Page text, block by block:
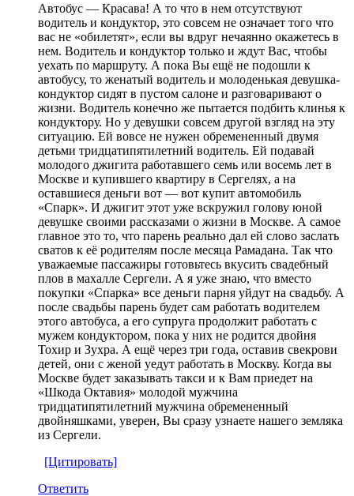
Автобус — Красава! А то что в нем отсутствуют
водитель и кондуктор, это совсем не означает того что
вас не «обилетят», если вы вдруг нечаянно окажетесь в
нем. Водитель и кондуктор только и ждут Вас, чтобы
уехать по маршруту. А пока Вы ещё не подошли к
автобусу, то женатый водитель и молоденькая девушка-
кондуктор сидят в пустом салоне и разговаривают о
жизни. Водитель конечно же пытается подбить клинья к
кондуктору. Но у девушки совсем другой взгляд на эту
ситуацию. Ей вовсе не нужен обремененный двумя
детьми тридцатипятилетний водитель. Ей подавай
молодого джигита работавшего семь или восемь лет в
Москве и купившего квартиру в Сергелях, а на
оставшиеся деньги вот — вот купит автомобиль
«Спарк». И джигит этот уже вскружил голову юной
девушке своими рассказами о жизни в Москве. А самое
главное это то, что парень реально дал ей слово заслать
сватов к её родителям после месяца Рамадана. Так что
уважаемые пассажиры готовьтесь вкусить свадебный
плов в махалле Сергели. А я уже знаю, что вместо
покупки «Спарка» все деньги парня уйдут на свадьбу. А
после свадьбы парень будет сам работать водителем
этого автобуса, а его супруга продолжит работать с
мужем кондуктором, пока у них не родится двойня
Тохир и Зухра. А ещё через три года, оставив свекрови
детей, они с женой уедут работать в Москву. Когда вы
Москве будет заказывать такси и к Вам приедет на
«Шкода Октавия» молодой мужчина
тридцатипятилетний мужчина обремененный
двойняшками, уверен, Вы сразу узнаете нашего земляка
из Сергели.
[Цитировать]
Ответить